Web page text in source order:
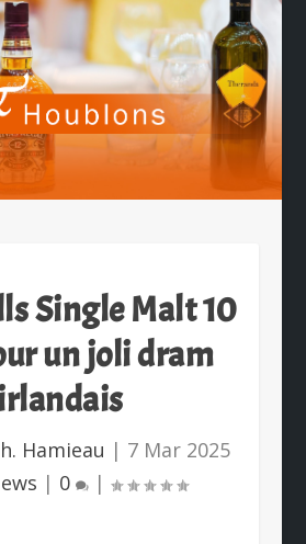
Single Malt 10
un joli dram
Hamieau | 7 Mar 2025
| 0 |